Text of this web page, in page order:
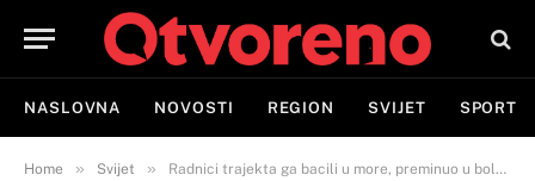
NASLOVNA NOVOSTI REGION SVIJET SPORT
Home » Svijet » Radnici trajekta ga bacili u more, preminuo u bolnici (VIDEO)